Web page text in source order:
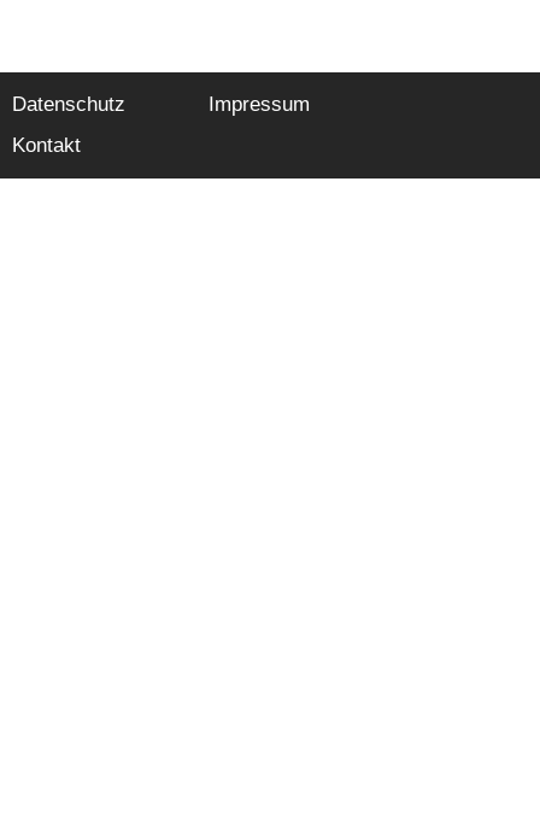
Datenschutz
Impressum
Kontakt